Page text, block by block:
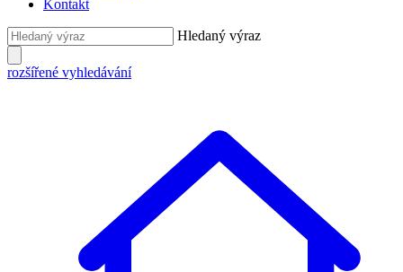
Kontakt
Hledaný výraz
rozšířené vyhledávání